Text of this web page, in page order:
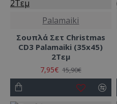
Palamaiki
Σουπλά Σετ Christmas
CD3 Palamaiki (35x45)
2Τεμ
7,95€ 15,90€